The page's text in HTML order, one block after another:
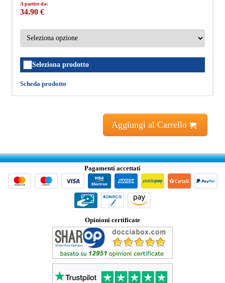
A partire da:
34.90 €
Seleziona prodotto
Scheda prodotto
Aggiungi al Carrello
Pagamenti accettati
Opinioni certificate